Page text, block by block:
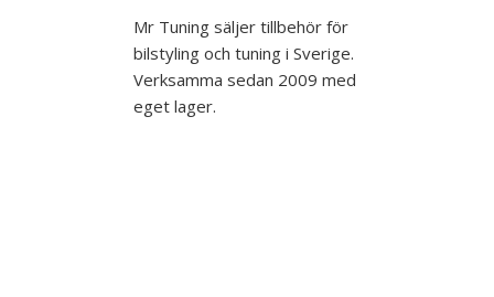
Mr Tuning säljer tillbehör för
bilstyling och tuning i Sverige.
Verksamma sedan 2009 med
eget lager.